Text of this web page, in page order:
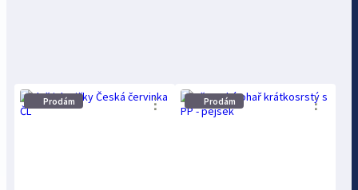
Prodám ⋮ Prodám ⋮